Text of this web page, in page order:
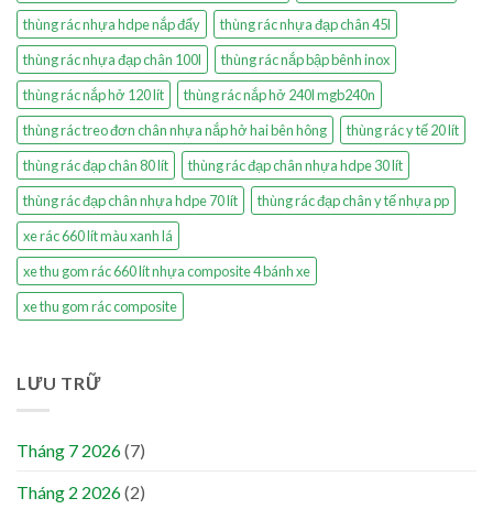
thùng rác nhựa hdpe nắp đẩy
thùng rác nhựa đạp chân 45l
thùng rác nhựa đạp chân 100l
thùng rác nắp bập bênh inox
thùng rác nắp hở 120 lít
thùng rác nắp hở 240l mgb240n
thùng rác treo đơn chân nhựa nắp hở hai bên hông
thùng rác y tế 20 lít
thùng rác đạp chân 80 lít
thùng rác đạp chân nhựa hdpe 30 lít
thùng rác đạp chân nhựa hdpe 70 lít
thùng rác đạp chân y tế nhựa pp
xe rác 660 lít màu xanh lá
xe thu gom rác 660 lít nhựa composite 4 bánh xe
xe thu gom rác composite
LƯU TRỮ
Tháng 7 2026(7)
Tháng 2 2026(2)